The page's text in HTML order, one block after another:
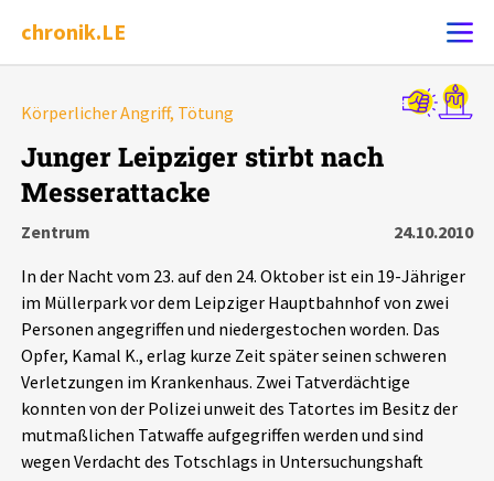
chronik.LE
Ereignis melden
Chronik
Leipziger Zustände
Schlaglichter
Phänomene
Körperlicher Angriff, Tötung
Junger Leipziger stirbt nach
Messerattacke
Zentrum
24.10.2010
In der Nacht vom 23. auf den 24. Oktober ist ein 19-Jähriger
im Müllerpark vor dem Leipziger Hauptbahnhof von zwei
Personen angegriffen und niedergestochen worden. Das
Opfer, Kamal K., erlag kurze Zeit später seinen schweren
Verletzungen im Krankenhaus. Zwei Tatverdächtige
konnten von der Polizei unweit des Tatortes im Besitz der
mutmaßlichen Tatwaffe aufgegriffen werden und sind
wegen Verdacht des Totschlags in Untersuchungshaft
Alle Ereignisse
Ereignisse